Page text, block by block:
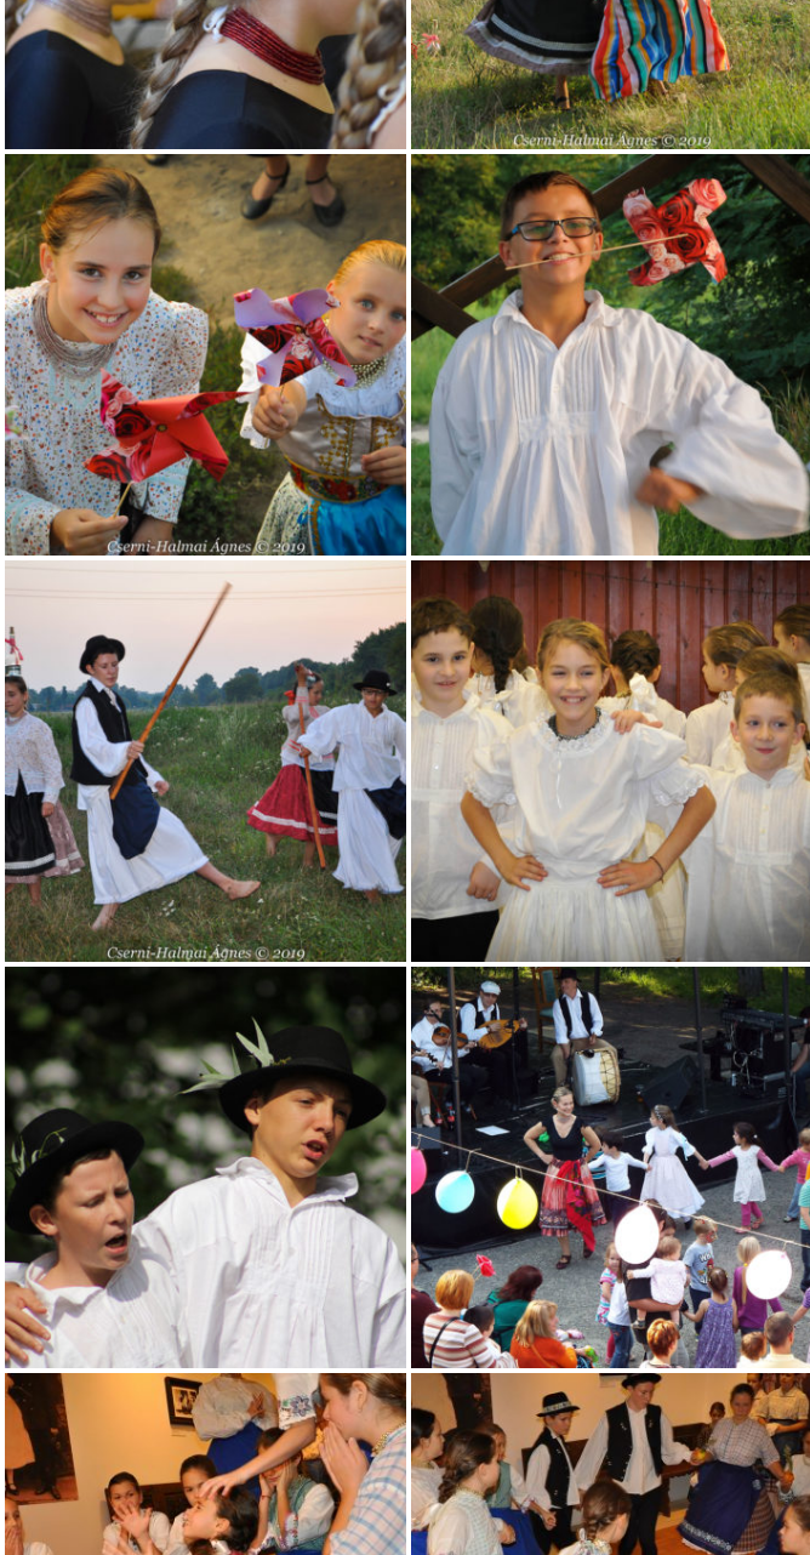
iskolas_5 iskolas_6
iskolas_10
iskolas_14
DSC_0193 DSC_0211